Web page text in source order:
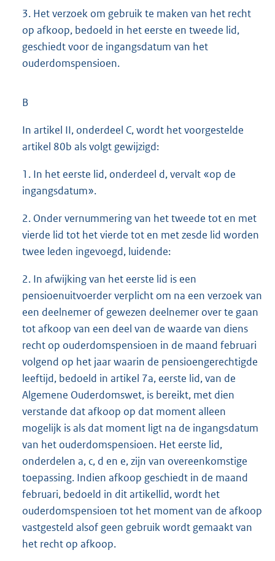
3. Het verzoek om gebruik te maken van het recht
op afkoop, bedoeld in het eerste en tweede lid,
geschiedt voor de ingangsdatum van het
ouderdomspensioen.
B
In artikel II, onderdeel C, wordt het voorgestelde
artikel 80b als volgt gewijzigd:
1. In het eerste lid, onderdeel d, vervalt «op de
ingangsdatum».
2. Onder vernummering van het tweede tot en met
vierde lid tot het vierde tot en met zesde lid worden
twee leden ingevoegd, luidende:
2. In afwijking van het eerste lid is een
pensioenuitvoerder verplicht om na een verzoek van
een deelnemer of gewezen deelnemer over te gaan
tot afkoop van een deel van de waarde van diens
recht op ouderdomspensioen in de maand februari
volgend op het jaar waarin de pensioengerechtigde
leeftijd, bedoeld in artikel 7a, eerste lid, van de
Algemene Ouderdomswet, is bereikt, met dien
verstande dat afkoop op dat moment alleen
mogelijk is als dat moment ligt na de ingangsdatum
van het ouderdomspensioen. Het eerste lid,
onderdelen a, c, d en e, zijn van overeenkomstige
toepassing. Indien afkoop geschiedt in de maand
februari, bedoeld in dit artikellid, wordt het
ouderdomspensioen tot het moment van de afkoop
vastgesteld alsof geen gebruik wordt gemaakt van
het recht op afkoop.